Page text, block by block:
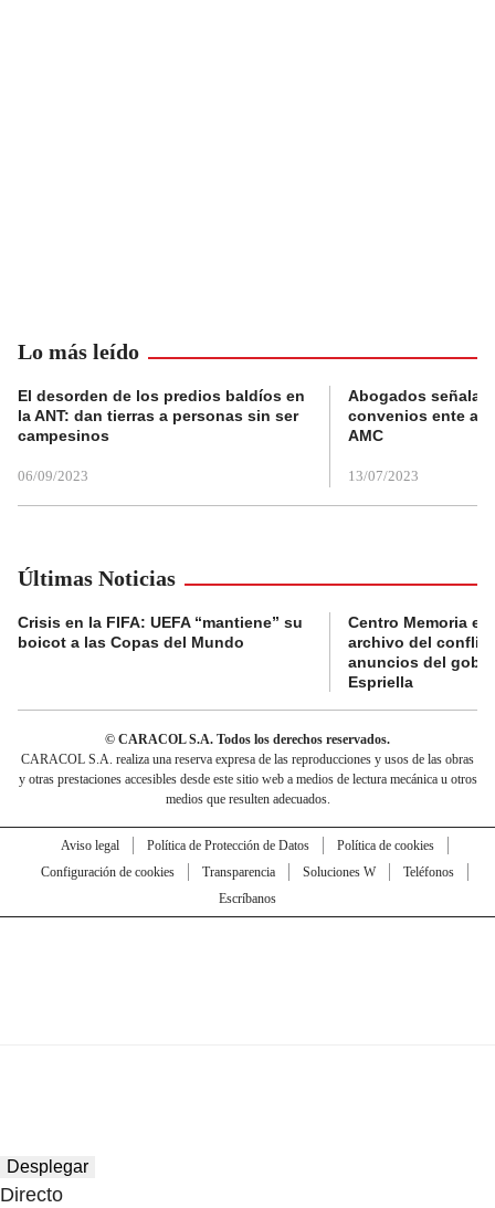
Lo más leído
El desorden de los predios baldíos en
la ANT: dan tierras a personas sin ser
campesinos
06/09/2023
Abogados
convenios ente
AMC
13/07/2023
Últimas Noticias
Crisis en la FIFA: UEFA “mantiene” su
boicot a las Copas del Mundo
Centro Memoria
archivo del
anuncios del
Espriella
© CARACOL S.A. Todos los derechos reservados.
CARACOL S.A. realiza una reserva expresa de las reproducciones y usos de las obras
y otras prestaciones accesibles desde este sitio web a medios de lectura mecánica u otros
medios que resulten adecuados.
Aviso legal Política de Protección de Datos
Política de cookies
Configuración de cookies
Transparencia Soluciones W
Teléfonos
Escríbanos
Desplegar
Directo